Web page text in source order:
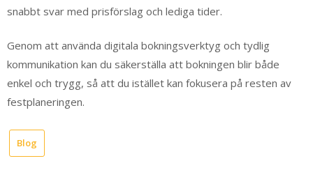
snabbt svar med prisförslag och lediga tider.
Genom att använda digitala bokningsverktyg och tydlig
kommunikation kan du säkerställa att bokningen blir både
enkel och trygg, så att du istället kan fokusera på resten av
festplaneringen.
Blog